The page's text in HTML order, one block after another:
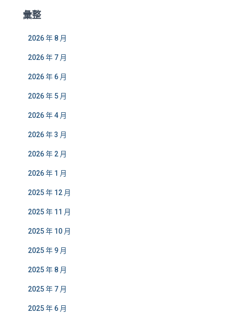
彙整
2026 年 8 月
2026 年 7 月
2026 年 6 月
2026 年 5 月
2026 年 4 月
2026 年 3 月
2026 年 2 月
2026 年 1 月
2025 年 12 月
2025 年 11 月
2025 年 10 月
2025 年 9 月
2025 年 8 月
2025 年 7 月
2025 年 6 月